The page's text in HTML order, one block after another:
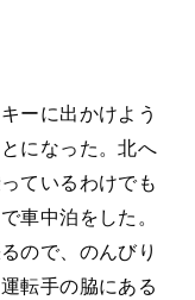
ーに出かけよう
になった。北へ
ているわけでも
車中泊をした。
ので、のんびり
転手の脇にある